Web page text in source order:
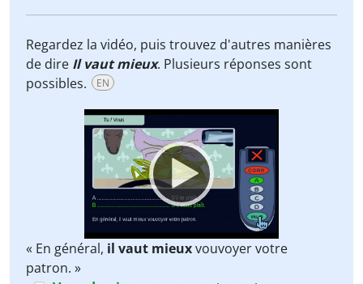
Regardez la vidéo, puis trouvez d'autres manières
de dire Il vaut mieux. Plusieurs réponses sont
possibles.
EN
Video
Player
« En général, il vaut mieuxvouvoyer votre
patron. »